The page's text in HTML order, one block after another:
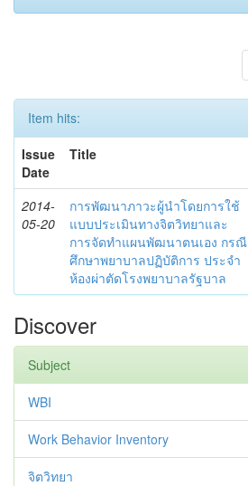
Item hits:
Issue
Date
Title
2014-
05-20
การพัฒนาภาวะผู้นำโดยการใช้
แบบประเมินทางจิตวิทยาและ
การจัดทำแผนพัฒนาตนเอง กรณี
ศึกษาพยาบาลปฏิบัติการ ประจำ
ห้องผ่าตัดโรงพยาบาลรัฐบาล
Discover
Subject
WBI
Work Behavior Inventory
จิตวิทยา